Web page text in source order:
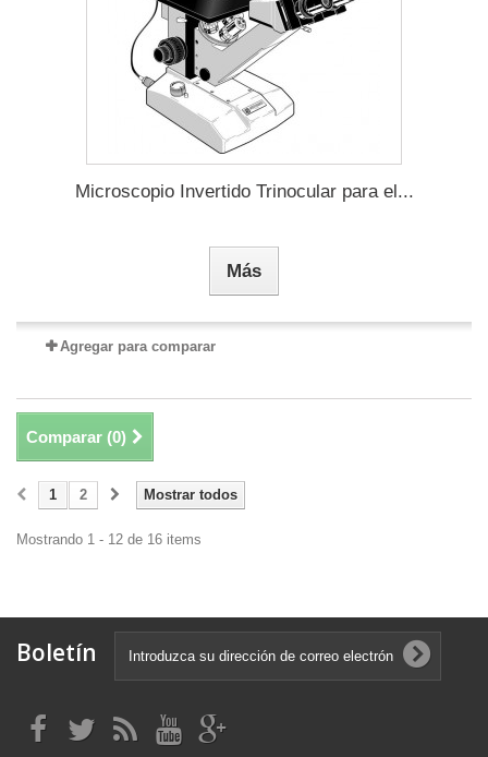
Microscopio Invertido Trinocular para el...
Más
Agregar para comparar
Comparar (0)
Mostrar todos
1 2
Mostrando 1 - 12 de 16 items
Boletín